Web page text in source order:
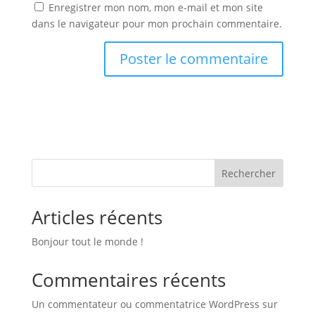
Enregistrer mon nom, mon e-mail et mon site
dans le navigateur pour mon prochain commentaire.
Rechercher
Articles récents
Bonjour tout le monde !
Commentaires récents
Un commentateur ou commentatrice WordPress sur